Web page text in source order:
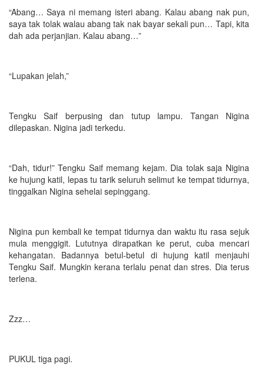
“Abang… Saya ni memang isteri abang. Kalau abang nak pun,
saya tak tolak walau abang tak nak bayar sekali pun… Tapi, kita
dah ada perjanjian. Kalau abang…”
“Lupakan jelah,”
Tengku Saif berpusing dan tutup lampu. Tangan Nigina
dilepaskan. Nigina jadi terkedu.
“Dah, tidur!” Tengku Saif memang kejam. Dia tolak saja Nigina
ke hujung katil, lepas tu tarik seluruh selimut ke tempat tidurnya,
tinggalkan Nigina sehelai sepinggang.
Nigina pun kembali ke tempat tidurnya dan waktu itu rasa sejuk
mula menggigit. Lututnya dirapatkan ke perut, cuba mencari
kehangatan. Badannya betul-betul di hujung katil menjauhi
Tengku Saif. Mungkin kerana terlalu penat dan stres. Dia terus
terlena.
Zzz…
PUKUL tiga pagi.